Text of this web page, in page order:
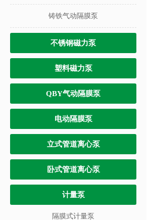
铸铁气动隔膜泵
不锈钢磁力泵
塑料磁力泵
QBY气动隔膜泵
电动隔膜泵
立式管道离心泵
卧式管道离心泵
计量泵
隔膜式计量泵